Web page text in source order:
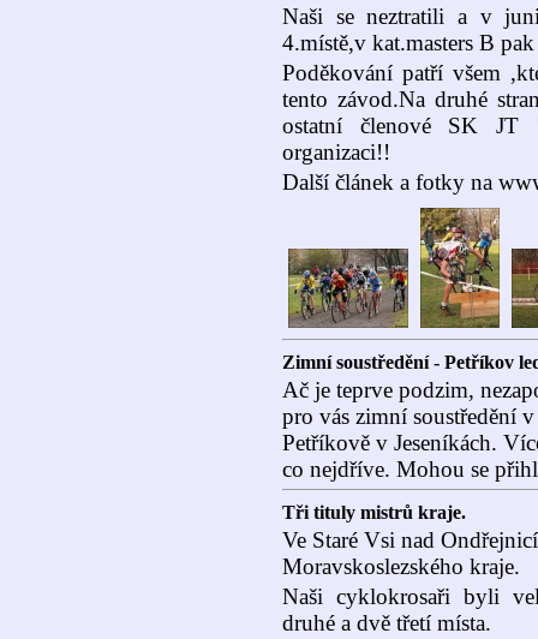
Naši se neztratili a v
4.místě,v kat.masters B
Poděkování patří všem
tento závod.Na druhé
ostatní členové SK
organizaci!!
Další článek a fotky na
Zimní soustředění - Petříkov
Ač je teprve podzim,
pro vás zimní soustředění
Petříkově v Jeseníkách.
co nejdříve. Mohou se
Tři tituly mistrů kraje.
Ve Staré Vsi nad
Moravskoslezského kraje.
Naši cyklokrosaři byli
druhé a dvě třetí místa.